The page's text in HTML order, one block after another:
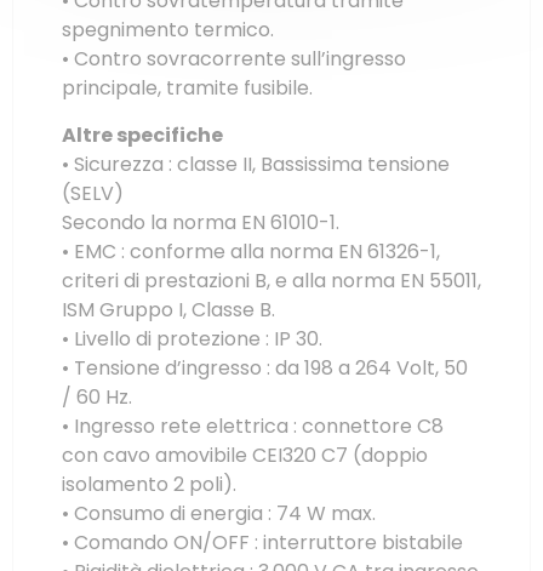
spegnimento termico.
• Contro sovracorrente sull’ingresso
principale, tramite fusibile.
Altre specifiche
• Sicurezza : classe II, Bassissima tensione
(SELV)
Secondo la norma EN 61010-1.
• EMC : conforme alla norma EN 61326-1,
criteri di prestazioni B, e alla norma EN 55011,
ISM Gruppo I, Classe B.
• Livello di protezione : IP 30.
• Tensione d’ingresso : da 198 a 264 Volt, 50
/ 60 Hz.
• Ingresso rete elettrica : connettore C8
con cavo amovibile CEI320 C7 (doppio
isolamento 2 poli).
• Consumo di energia : 74 W max.
• Comando ON/OFF : interruttore bistabile